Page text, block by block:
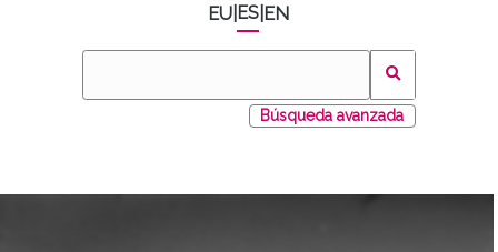
EU ES EN
Búsqueda avanzada